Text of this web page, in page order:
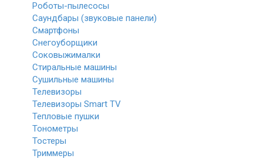
Роботы-пылесосы
Саундбары (звуковые панели)
Смартфоны
Снегоуборщики
Соковыжималки
Стиральные машины
Сушильные машины
Телевизоры
Телевизоры Smart TV
Тепловые пушки
Тонометры
Тостеры
Триммеры